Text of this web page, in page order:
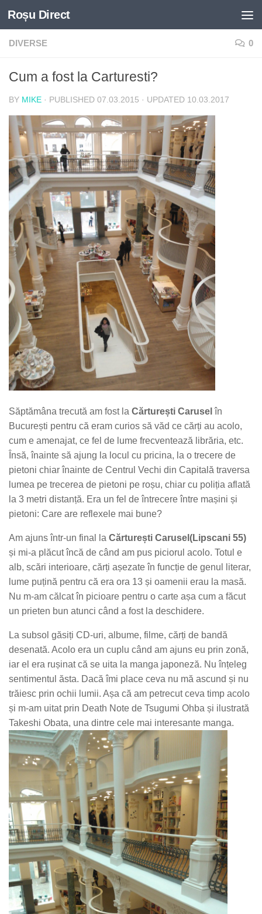
Skip to content
Roșu Direct
DIVERSE 0
Cum a fost la Carturesti?
BY MIKE · PUBLISHED 07.03.2015 · UPDATED 10.03.2017
Săptămâna trecută am fost la Cărturești Carusel în
București pentru că eram curios să văd ce cărți au acolo,
cum e amenajat, ce fel de lume frecventează librăria, etc.
Însă, înainte să ajung la locul cu pricina, la o trecere de
pietoni chiar înainte de Centrul Vechi din Capitală traversa
lumea pe trecerea de pietoni pe roșu, chiar cu poliția aflată
la 3 metri distanță. Era un fel de întrecere între mașini și
pietoni: Care are reflexele mai bune?
Am ajuns într-un final la Cărturești Carusel(Lipscani 55)
și mi-a plăcut încă de când am pus piciorul acolo. Totul e
alb, scări interioare, cărți așezate în funcție de genul literar,
lume puțină pentru că era ora 13 și oamenii erau la masă.
Nu m-am călcat în picioare pentru o carte așa cum a făcut
un prieten bun atunci când a fost la deschidere.
La subsol găsiți CD-uri, albume, filme, cărți de bandă
desenată. Acolo era un cuplu când am ajuns eu prin zonă,
iar el era rușinat că se uita la manga japoneză. Nu înțeleg
sentimentul ăsta. Dacă îmi place ceva nu mă ascund și nu
trăiesc prin ochii lumii. Așa că am petrecut ceva timp acolo
și m-am uitat prin Death Note de Tsugumi Ohba și ilustrată
Takeshi Obata, una dintre cele mai interesante manga.